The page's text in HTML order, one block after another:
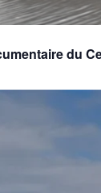
du